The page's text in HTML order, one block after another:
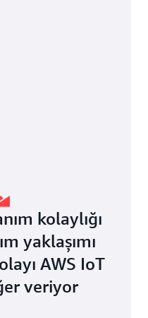
kolaylığı
yaklaşımı
AWS IoT
veriyor